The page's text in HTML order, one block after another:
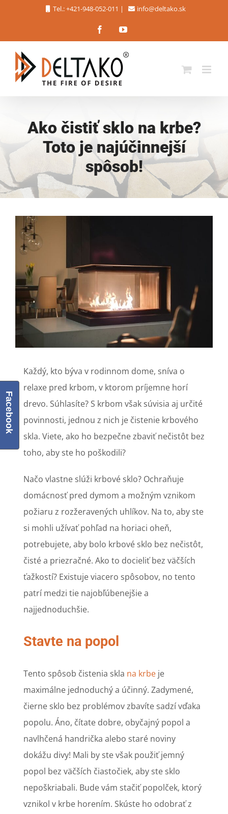
content
Tel.: +421-948-052-011 | info@deltako.sk
FacebookYouTube
Ako čistiť sklo na krbe?
Toto je najúčinnejší
spôsob!
View
Larger
Image
Každý, kto býva v rodinnom dome, sníva o
relaxe pred krbom, v ktorom príjemne horí
drevo. Súhlasíte? S krbom však súvisia aj určité
povinnosti, jednou z nich je čistenie krbového
skla. Viete, ako ho bezpečne zbaviť nečistôt bez
toho, aby ste ho poškodili?
Načo vlastne slúži krbové sklo? Ochraňuje
domácnosť pred dymom a možným vznikom
požiaru z rozžeravených uhlíkov. Na to, aby ste
si mohli užívať pohľad na horiaci oheň,
potrebujete, aby bolo krbové sklo bez nečistôt,
čisté a priezračné. Ako to docieliť bez väčších
ťažkostí? Existuje viacero spôsobov, no tento
patrí medzi tie najobľúbenejšie a
najjednoduchšie.
Stavte na popol
Tento spôsob čistenia skla na krbeje
maximálne jednoduchý a účinný. Zadymené,
čierne sklo bez problémov zbavíte sadzí vďaka
popolu. Áno, čítate dobre, obyčajný popol a
navlhčená handrička alebo staré noviny
dokážu divy! Mali by ste však použiť jemný
popol bez väčších čiastočiek, aby ste sklo
nepoškriabali. Bude vám stačiť popolček, ktorý
vznikol v krbe horením. Skúste ho odobrať z
Facebook